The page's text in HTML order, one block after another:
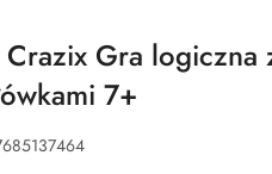
Gra logiczna
7+